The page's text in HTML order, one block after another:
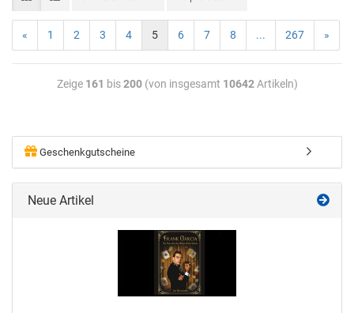
« 1 2 3 4 5 6 7 8 ... 267 »
Zeige 161 bis200(von insgesamt 10642Artikeln)
Geschenkgutscheine
Neue Artikel